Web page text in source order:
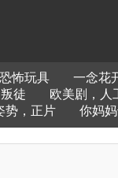
恐怖玩具 一念花
叛徒 欧美剧，人
势，正片
你妈